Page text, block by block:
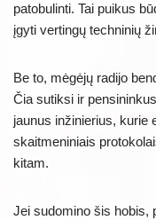
patobulinti. Tai puikus
įgyti vertingų techninių
Be to, mėgėjų radijo
Čia sutiksi ir
jaunus inžinierius, kurie
skaitmeniniais
kitam.
Jei sudomino šis hobis,